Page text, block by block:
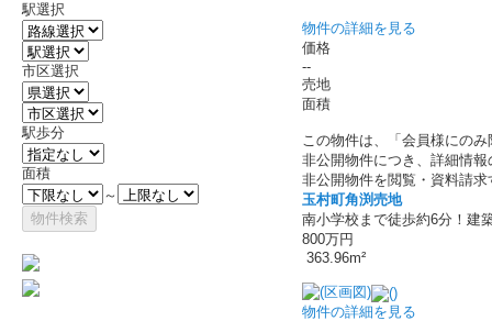
物件の詳細を見る
価格
--
売地
面積
この物件は、「会員様にの
非公開物件につき、詳細情
非公開物件を閲覧・資料請
玉村町角渕売地
南小学校まで徒歩約6分！建
800万円
363.96m²
物件の詳細を見る
駅選択
市区選択
駅歩分
面積
～